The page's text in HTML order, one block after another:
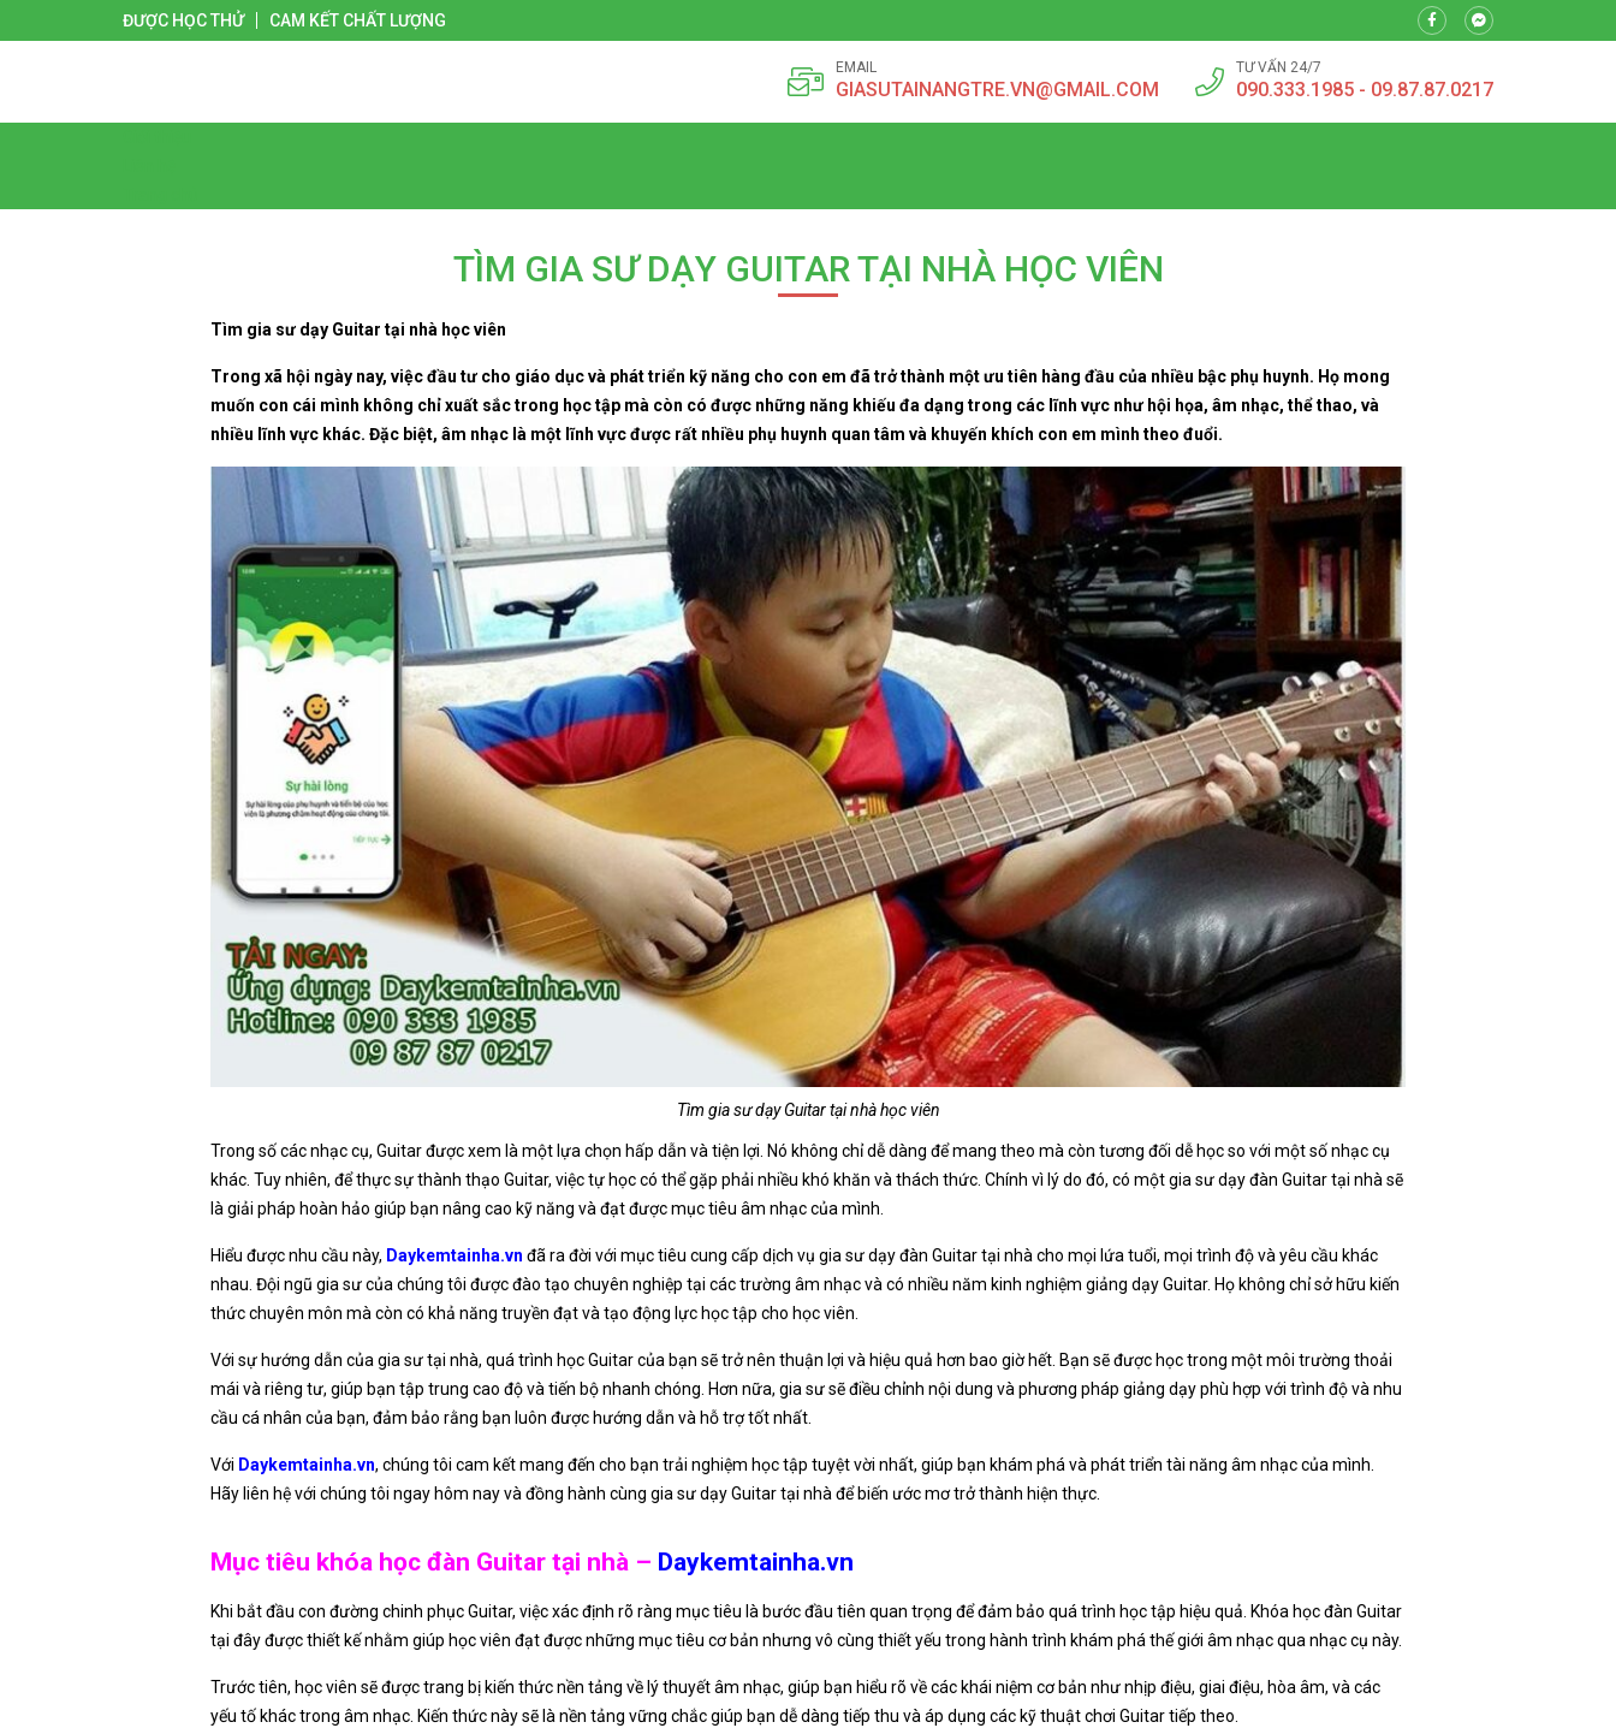
ĐƯỢC HỌC THỬ CAM KẾT CHẤT LƯỢNG
EMAIL
GIASUTAINANGTRE.VN@GMAIL.COM
TƯ VẤN 24/7
090.333.1985 - 09.87.87.0217
TÌM GIA SƯ DẠY GUITAR TẠI NHÀ HỌC VIÊN
Tìm gia sư dạy Guitar tại nhà học viên
Trong xã hội ngày nay, việc đầu tư cho giáo dục và phát triển kỹ năng cho con em đã trở thành một ưu tiên hàng đầu của nhiều bậc phụ huynh. Họ mong
muốn con cái mình không chỉ xuất sắc trong học tập mà còn có được những năng khiếu đa dạng trong các lĩnh vực như hội họa, âm nhạc, thể thao, và
nhiều lĩnh vực khác. Đặc biệt, âm nhạc là một lĩnh vực được rất nhiều phụ huynh quan tâm và khuyến khích con em mình theo đuổi.
Tìm gia sư dạy Guitar tại nhà học viên
Trong số các nhạc cụ, Guitar được xem là một lựa chọn hấp dẫn và tiện lợi. Nó không chỉ dễ dàng để mang theo mà còn tương đối dễ học so với một số nhạc cụ
khác. Tuy nhiên, để thực sự thành thạo Guitar, việc tự học có thể gặp phải nhiều khó khăn và thách thức. Chính vì lý do đó, có một gia sư dạy đàn Guitar tại nhà sẽ
là giải pháp hoàn hảo giúp bạn nâng cao kỹ năng và đạt được mục tiêu âm nhạc của mình.
Hiểu được nhu cầu này, Daykemtainha.vn đã ra đời với mục tiêu cung cấp dịch vụ gia sư dạy đàn Guitar tại nhà cho mọi lứa tuổi, mọi trình độ và yêu cầu khác
nhau. Đội ngũ gia sư của chúng tôi được đào tạo chuyên nghiệp tại các trường âm nhạc và có nhiều năm kinh nghiệm giảng dạy Guitar. Họ không chỉ sở hữu kiến
thức chuyên môn mà còn có khả năng truyền đạt và tạo động lực học tập cho học viên.
Với sự hướng dẫn của gia sư tại nhà, quá trình học Guitar của bạn sẽ trở nên thuận lợi và hiệu quả hơn bao giờ hết. Bạn sẽ được học trong một môi trường thoải
mái và riêng tư, giúp bạn tập trung cao độ và tiến bộ nhanh chóng. Hơn nữa, gia sư sẽ điều chỉnh nội dung và phương pháp giảng dạy phù hợp với trình độ và nhu
cầu cá nhân của bạn, đảm bảo rằng bạn luôn được hướng dẫn và hỗ trợ tốt nhất.
Với Daykemtainha.vn, chúng tôi cam kết mang đến cho bạn trải nghiệm học tập tuyệt vời nhất, giúp bạn khám phá và phát triển tài năng âm nhạc của mình.
Hãy liên hệ với chúng tôi ngay hôm nay và đồng hành cùng gia sư dạy Guitar tại nhà để biến ước mơ trở thành hiện thực.
Mục tiêu khóa học đàn Guitar tại nhà – Daykemtainha.vn
Khi bắt đầu con đường chinh phục Guitar, việc xác định rõ ràng mục tiêu là bước đầu tiên quan trọng để đảm bảo quá trình học tập hiệu quả. Khóa học đàn Guitar
tại đây được thiết kế nhằm giúp học viên đạt được những mục tiêu cơ bản nhưng vô cùng thiết yếu trong hành trình khám phá thế giới âm nhạc qua nhạc cụ này.
Trước tiên, học viên sẽ được trang bị kiến thức nền tảng về lý thuyết âm nhạc, giúp bạn hiểu rõ về các khái niệm cơ bản như nhịp điệu, giai điệu, hòa âm, và các
yếu tố khác trong âm nhạc. Kiến thức này sẽ là nền tảng vững chắc giúp bạn dễ dàng tiếp thu và áp dụng các kỹ thuật chơi Guitar tiếp theo.